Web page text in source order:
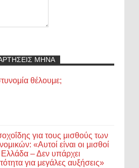
ΜΗΝΑ
θέλουμε;
για τους μισθούς των
«Αυτοί είναι οι μισθοί
– Δεν υπάρχει
για μεγάλες αυξήσεις»